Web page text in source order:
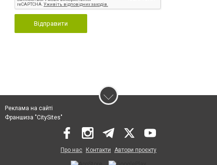
Відправити
Реклама на сайті
Франшиза "CitySites"
Про нас Контакти Автори проєкту